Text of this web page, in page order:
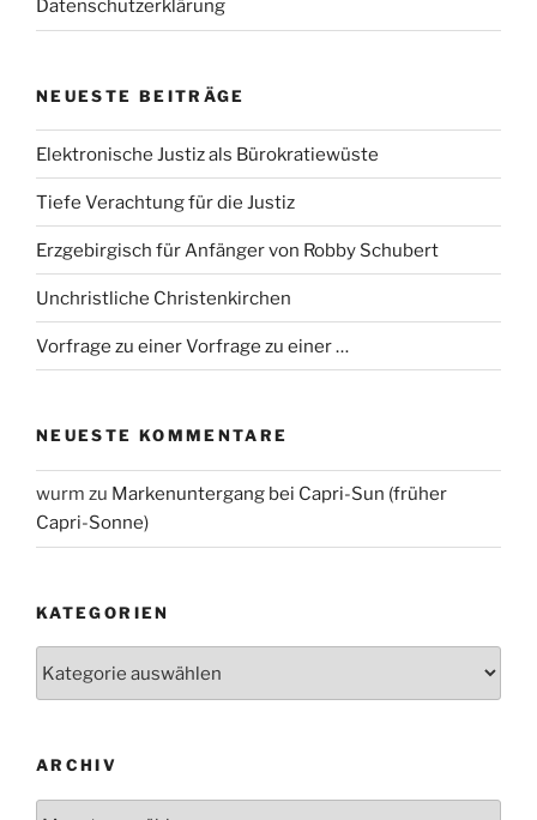
Datenschutzerklärung
NEUESTE BEITRÄGE
Elektronische Justiz als Bürokratiewüste
Tiefe Verachtung für die Justiz
Erzgebirgisch für Anfänger von Robby Schubert
Unchristliche Christenkirchen
Vorfrage zu einer Vorfrage zu einer …
NEUESTE KOMMENTARE
wurm zu Markenuntergang bei Capri-Sun (früher
Capri-Sonne)
KATEGORIEN
ARCHIV